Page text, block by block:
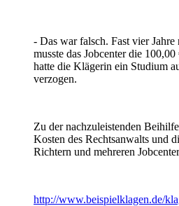
- Das war falsch. Fast vier
musste das Jobcenter die
hatte die Klägerin ein Studium
verzogen.
Zu der nachzuleistenden
Kosten des Rechtsanwalts und
Richtern und mehreren
http://www.beispielklagen.de/